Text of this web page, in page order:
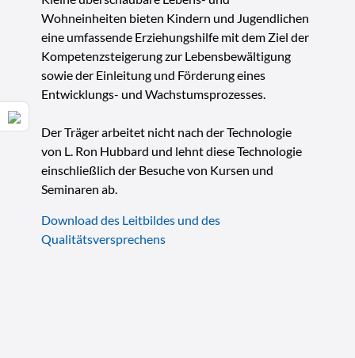
Wohneinheiten bieten Kindern und Jugendlichen
eine umfassende Erziehungshilfe mit dem Ziel der
Kompetenzsteigerung zur Lebensbewältigung
sowie der Einleitung und Förderung eines
Entwicklungs- und Wachstumsprozesses.
Der Träger arbeitet nicht nach der Technologie
von L. Ron Hubbard und lehnt diese Technologie
einschließlich der Besuche von Kursen und
Seminaren ab.
Download des Leitbildes und des
Qualitätsversprechens